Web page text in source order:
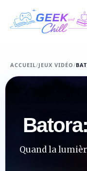
ACCUEIL/JEUX VIDÉO/
Quand la